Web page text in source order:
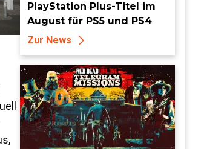
PlayStation Plus-Titel im
August für PS5 und PS4
Zur News